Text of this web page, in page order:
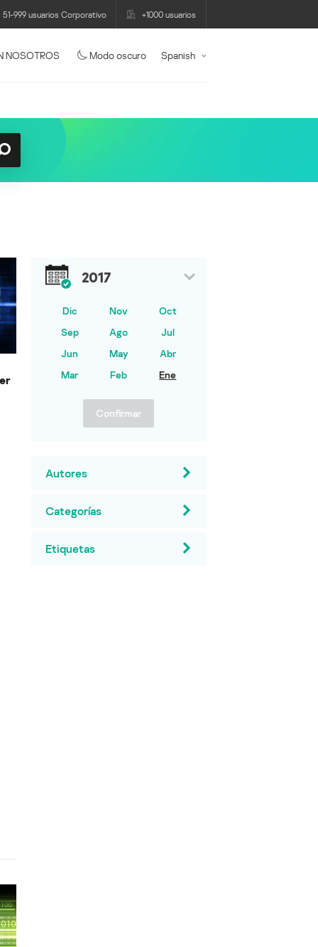
51-999 usuarios Corporativo +1000 usuarios
NOSOTROS Modo oscuro Spanish
2017
Dic Nov
Oct
Sep
Ago
Jul
Jun
May
Abr
Mar
Feb Ene
Confirmar
Autores
Categorías
Etiquetas